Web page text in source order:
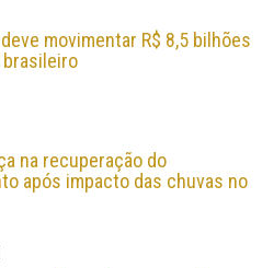
movimentar R$ 8,5 bilhões
na recuperação do
após impacto das chuvas no